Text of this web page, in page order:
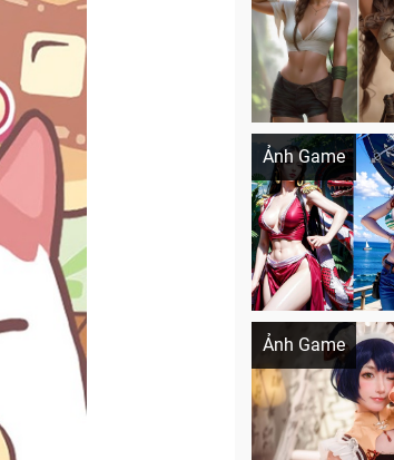
Ảnh Game
Khi AI Cosplay
Ảnh Game
Cosplay